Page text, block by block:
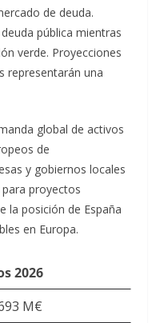
de deuda.
pública mientras
verde. Proyecciones
representarán una
global de activos
de
y gobiernos locales
proyectos
la posición de España
en Europa.​
2026
M€